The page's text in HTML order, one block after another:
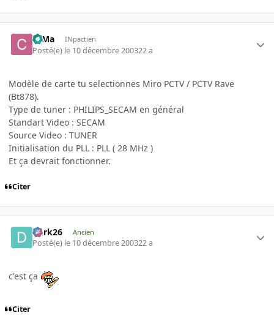
c0Ma INpactien
Posté(e) le 10 décembre 200322 a
Modèle de carte tu selectionnes Miro PCTV / PCTV Rave
(Bt878).
Type de tuner : PHILIPS_SECAM en général
Standart Video : SECAM
Source Video : TUNER
Initialisation du PLL : PLL ( 28 MHz )
Et ça devrait fonctionner.
Citer
Dark26 Ancien
Posté(e) le 10 décembre 200322 a
c'est ça
Citer